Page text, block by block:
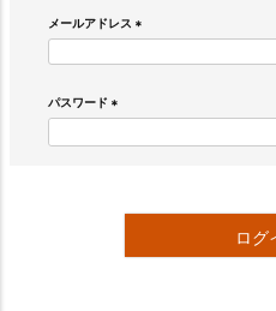
メールアドレス
必
パスワード
必
ログ